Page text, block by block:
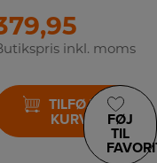
inkl. moms
TILFØJ TIL
KURV
FØJ
TIL